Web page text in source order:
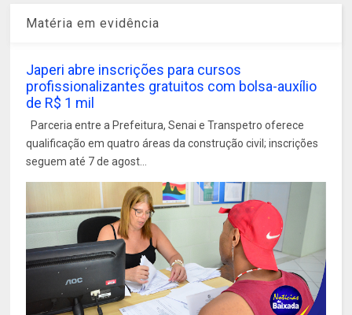
Matéria em evidência
Japeri abre inscrições para cursos
profissionalizantes gratuitos com bolsa-auxílio
de R$ 1 mil
Parceria entre a Prefeitura, Senai e Transpetro oferece
qualificação em quatro áreas da construção civil; inscrições
seguem até 7 de agost...